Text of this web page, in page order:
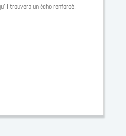
trouvera un écho renforcé.